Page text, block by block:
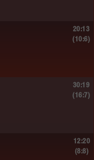
20:13
(10:6)
30:19
(16:7)
12:20
(8:8)